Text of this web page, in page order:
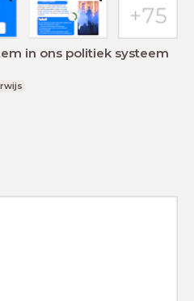
in ons politiek systeem